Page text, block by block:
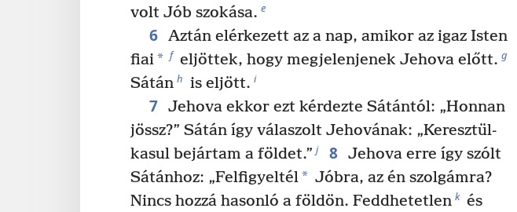
volt Jób szokása. e
6 Aztán elérkezett az a nap, amikor az igaz Isten
fiai* f eljöttek, hogy megjelenjenek Jehova előtt. g
Sátán h is eljött. i
7 Jehova ekkor ezt kérdezte Sátántól: „Honnan
jössz?” Sátán így válaszolt Jehovának: „Keresztül-
kasul bejártam a földet.” j 8 Jehova erre így szólt
Sátánhoz: „Felfigyeltél* Jóbra, az én szolgámra?
Nincs hozzá hasonló a földön. Feddhetetlen k és